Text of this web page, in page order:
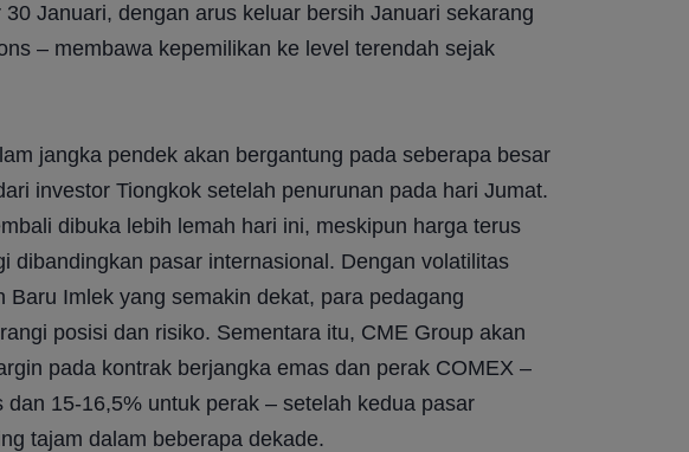
Januari, dengan arus keluar bersih Januari sekarang
– membawa kepemilikan ke level terendah sejak
jangka pendek akan bergantung pada seberapa besar
investor Tiongkok setelah penurunan pada hari Jumat.
dibuka lebih lemah hari ini, meskipun harga terus
dibandingkan pasar internasional. Dengan volatilitas
Baru Imlek yang semakin dekat, para pedagang
posisi dan risiko. Sementara itu, CME Group akan
pada kontrak berjangka emas dan perak COMEX –
dan 15-16,5% untuk perak – setelah kedua pasar
tajam dalam beberapa dekade.